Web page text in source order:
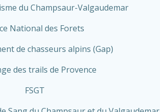
du Champsaur-Valgaudemar
National des Forets
de chasseurs alpins (Gap)
des trails de Provence
FSGT